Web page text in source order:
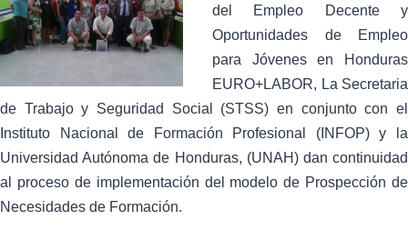
del Empleo Decente y
Oportunidades de Empleo
para Jóvenes en Honduras
EURO+LABOR, La Secretaria
de Trabajo y Seguridad Social (STSS) en conjunto con el
Instituto Nacional de Formación Profesional (INFOP) y la
Universidad Autónoma de Honduras, (UNAH) dan continuidad
al proceso de implementación del modelo de Prospección de
Necesidades de Formación.